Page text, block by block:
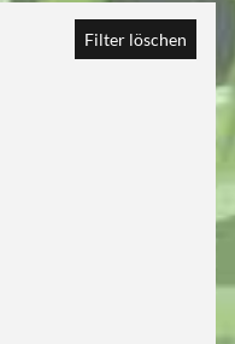
Filter löschen